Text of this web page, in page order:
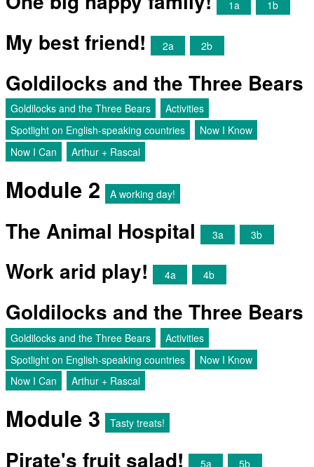
1a 1b
My best friend! 2a 2b
Goldilocks and the Three Bears
Goldilocks and the Three Bears
Activities
Spotlight on English-speaking countries
Now I Know
Now I Can
Arthur + Rascal
Module 2 A working day!
The Animal Hospital 3a 3b
Work arid play! 4a 4b
Goldilocks and the Three Bears
Goldilocks and the Three Bears
Activities
Spotlight on English-speaking countries
Now I Know
Now I Can
Arthur + Rascal
Module 3 Tasty treats!
Pirate's fruit salad! 5a 5b